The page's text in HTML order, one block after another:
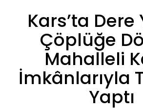
Kars’ta Dere
Çöplüğe
Mahalleli
İmkânlarıyla
Yaptı